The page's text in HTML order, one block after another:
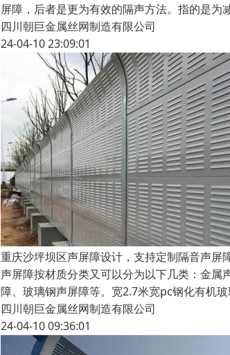
屏障，后者是更为有效的隔声方法。指的是
四川朝巨金属丝网制造有限公司
24-04-10 23:09:01
重庆沙坪坝区声屏障设计，支持定制隔音声屏
声屏障按材质分类又可以分为以下几类：金属
障、玻璃钢声屏障等。宽2.7米宽pc钢化有机
四川朝巨金属丝网制造有限公司
24-04-10 09:36:01